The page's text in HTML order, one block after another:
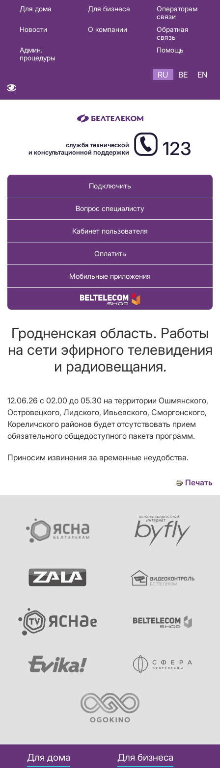
Основная
навигация
Для дома Для бизнеса
Операторам
связи
Новости
О компании
Обратная
связь
Админ.
процедуры
Помощь
RU BE EN
служба технической
и консультационной поддержки
123
Подключить
Вопрос специалисту
Кабинет пользователя
Оплатить
Мобильные приложения
Купить товар
Гродненская область. Работы
на сети эфирного телевидения
и радиовещания.
12.06.26 с 02.00 до 05.30 на территории Ошмянского,
Островецкого, Лидского, Ивьевского, Сморгонского,
Кореличского районов будет отсутствовать прием
обязательного общедоступного пакета программ.
Приносим извинения за временные неудобства.
Печать
Для дома Для бизнеса